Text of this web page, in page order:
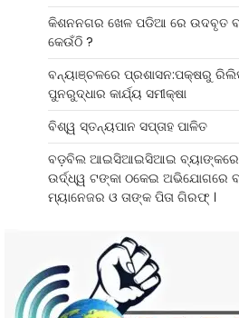
କିଶନନଗର ଖେଳ ପଡିଆ ରେ ଉଦବୃତ
କେଉଁଠି ?
ବନ୍ୟାଞ୍ଚଳରେ ପ୍ରଶାସନ:ପକ୍ଷରୁ
ପୁନରୁଦ୍ଧାର କାର୍ଯ୍ୟ ସମୀକ୍ଷା
ବିଶ୍ୱ ସ୍ତନ୍ୟପାନ ସପ୍ତାହ ପାଳିତ
ବଡ଼ବିଲ ଆଇସିଆଇସିଆଇ ବ୍ୟାଙ୍କରେ
ଉର୍ଦ୍ଧ୍ୱ ଟଙ୍କା ଠକେଇ ଅଭିଯୋଗରେ
ମ୍ୟାନେଜର ଓ ତାଙ୍କ ପିତା ଗିରଫ୍ ।